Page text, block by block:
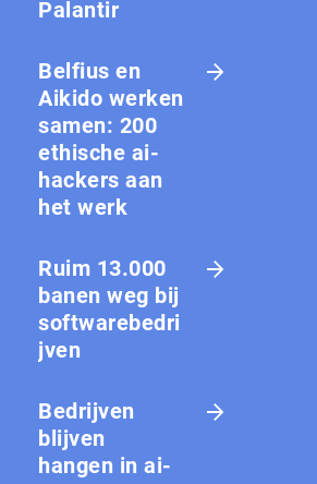
Palantir
Belfius en
Aikido werken
samen: 200
ethische ai-
hackers aan
het werk
Ruim 13.000
banen weg bij
softwarebedri
jven
Bedrijven
blijven
hangen in ai-